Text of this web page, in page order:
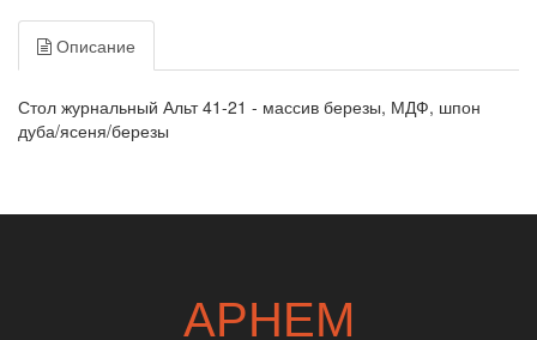
Описание
Стол журнальный Альт 41-21 - массив березы, МДФ, шпон
дуба/ясеня/березы
АРНЕМ